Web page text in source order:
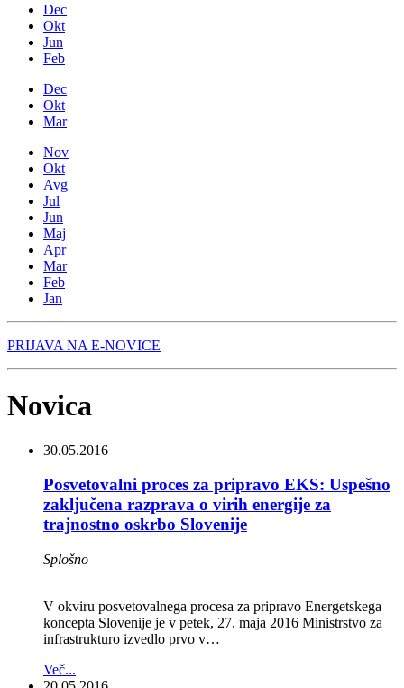
Dec
Okt
Jun
Feb
Dec
Okt
Mar
Nov
Okt
Avg
Jul
Jun
Maj
Apr
Mar
Feb
Jan
PRIJAVA NA E-NOVICE
Novica
30.05.2016
Posvetovalni proces za pripravo EKS: Uspešno
zaključena razprava o virih energije za
trajnostno oskrbo Slovenije
Splošno
V okviru posvetovalnega procesa za pripravo Energetskega
koncepta Slovenije je v petek, 27. maja 2016 Ministrstvo za
infrastrukturo izvedlo prvo v…
Več...